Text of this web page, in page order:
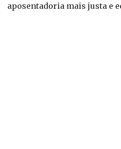
aposentadoria mais justa e